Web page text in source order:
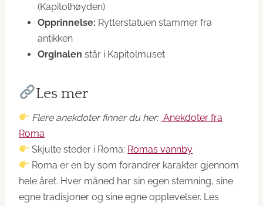
(Kapitolhøyden)
Opprinnelse: Rytterstatuen stammer fra
antikken
Orginalen står i Kapitolmuset
Les mer
Flere anekdoter finner du her: Anekdoter fra
Roma
Skjulte steder i Roma: Romas vannby
Roma er en by som forandrer karakter gjennom
hele året. Hver måned har sin egen stemning, sine
egne tradisjoner og sine egne opplevelser. Les